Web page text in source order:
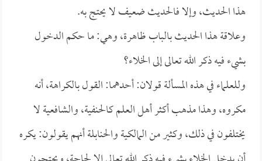
هذا الحديث، وإلا فالحديث ضعيف لا يحتج به.
وعلاقة هذا الحديث بالباب ظاهرة، وهي: ما حكم الدخول
بشيء فيه ذكر الله تعالى إلى الخلاء؟
وللعلماء في هذه المسألة قولان: أحدهما: القول بالكراهة، أنه
مكروه، وهذا مذهب أكثر أهل العلم كالحنفية، والشافعية لا
يختلفون في ذلك، وكثير من المالكية والحنابلة أنهم يقولون: يكره